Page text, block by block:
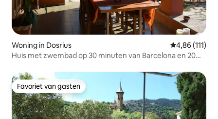
Woning in Dosrius Gemiddelde
4,86 (111)
Huis met zwembad op 30 minuten van Barcelona en 20
Favoriet van gasten
Favoriet van gasten